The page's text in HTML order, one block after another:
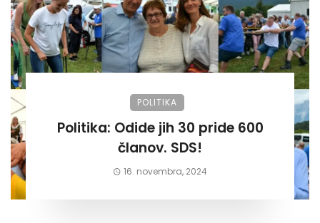
POLITIKA
Politika: Odide jih 30 pride 600
članov. SDS!
16. novembra, 2024